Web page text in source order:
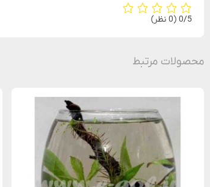
‫0/5 ‫(0 نظر)
محصولات مرتبط